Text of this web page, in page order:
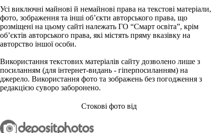
Усі виключні майнові й немайнові права на текстові матеріали,
фото, зображення та інші об’єкти авторського права, що
розміщені на цьому сайті належать ГО “Смарт освіта”, крім
об’єктів авторського права, які містять пряму вказівку на
авторство іншої особи.
Використання текстових матеріалів сайту дозволено лише з
посиланням (для інтернет-видань - гіперпосиланням) на
джерело. Використання фото та зображень без погодження з
редакцією суворо заборонено.
Стокові фото від